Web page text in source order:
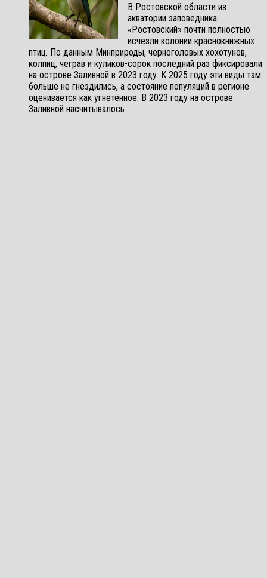
В Ростовской области из
акватории заповедника
«Ростовский» почти полностью
исчезли колонии краснокнижных
птиц. По данным Минприроды, черноголовых хохотунов,
колпиц, чеграв и куликов-сорок последний раз фиксировали
на острове Заливной в 2023 году. К 2025 году эти виды там
больше не гнездились, а состояние популяций в регионе
оценивается как угнетённое. В 2023 году на острове
Заливной насчитывалось